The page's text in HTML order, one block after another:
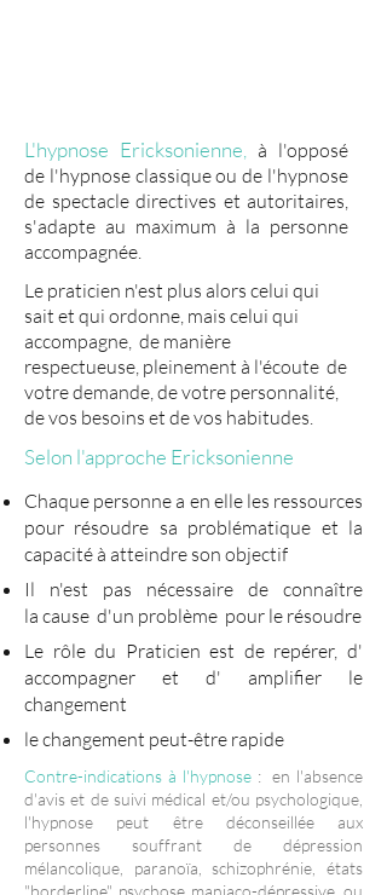
L'hypnose Ericksonienne, à l'opposé
de l'hypnose classique ou de l'hypnose
de spectacle directives et autoritaires,
s'adapte au maximum à la personne
accompagnée.
Le praticien n'est plus alors celui qui
sait et qui ordonne, mais celui qui
accompagne, de manière
respectueuse, pleinement à l'écoute de
votre demande, de votre personnalité,
de vos besoins et de vos habitudes.
Selon l'approche Ericksonienne
Chaque personne a en elle les ressources
pour résoudre sa problématique et la
capacité à atteindre son objectif
Il n'est pas nécessaire de connaître
la cause d'un problème pour le résoudre
Le rôle du Praticien est de repérer, d'
accompagner et d' amplifier le
changement
le changement peut-être rapide
Contre-indications à l'hypnose : en l'absence
d'avis et de suivi médical et/ou psychologique,
l'hypnose peut être déconseillée aux
personnes souffrant de dépression
mélancolique, paranoïa, schizophrénie, états
"borderline", psychose maniaco-dépressive, ou